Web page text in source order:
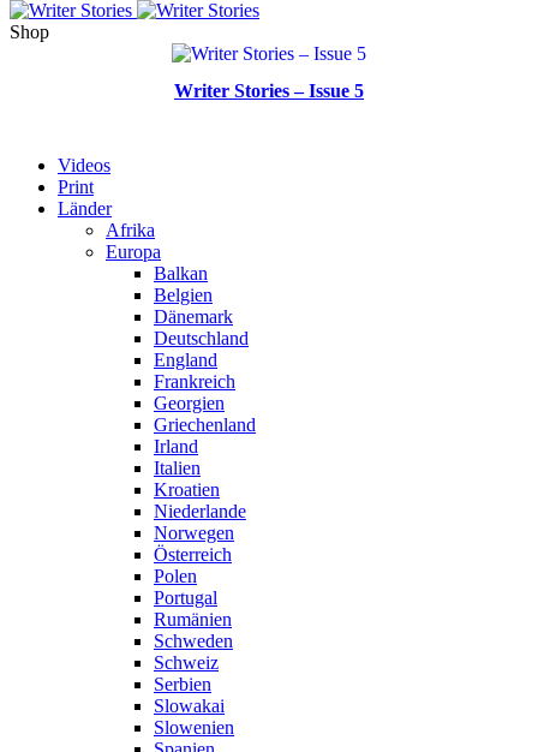
Shop
Writer Stories – Issue 5
Videos
Print
Länder
Afrika
Europa
Balkan
Belgien
Dänemark
Deutschland
England
Frankreich
Georgien
Griechenland
Irland
Italien
Kroatien
Niederlande
Norwegen
Österreich
Polen
Portugal
Rumänien
Schweden
Schweiz
Serbien
Slowakai
Slowenien